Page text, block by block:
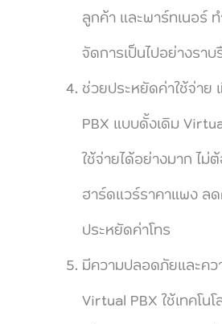
ลูกค้า และพาร์ทเนอร์
จัดการเป็นไปอย่างราบ
ช่วยประหยัดค่าใช้จ่าย
PBX แบบดั้งเดิม
ใช้จ่ายได้อย่างมาก ไ
ฮาร์ดแวร์ราคาแพง ล
ประหยัดค่าโทร
มีความปลอดภัยและคว
Virtual PBX ใช้เทคโน